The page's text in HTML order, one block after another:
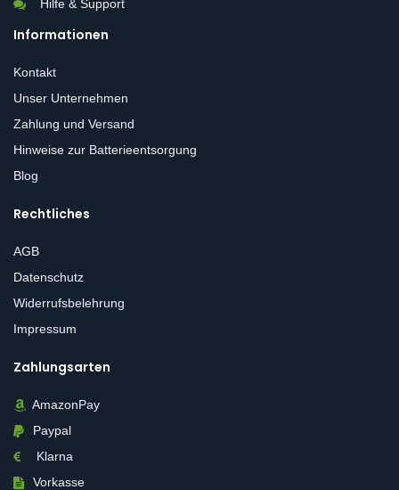
Hilfe & Support
Informationen
Kontakt
Unser Unternehmen
Zahlung und Versand
Hinweise zur Batterieentsorgung
Blog
Rechtliches
AGB
Datenschutz
Widerrufsbelehrung
Impressum
Zahlungsarten
AmazonPay
Paypal
Klarna
Vorkasse